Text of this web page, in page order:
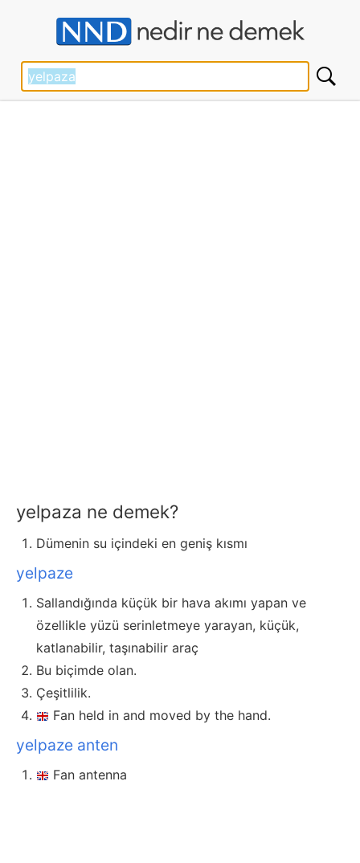
yelpaza ne demek?
Dümenin su içindeki en geniş kısmı
yelpaze
Sallandığında küçük bir hava akımı yapan ve
özellikle yüzü serinletmeye yarayan, küçük,
katlanabilir, taşınabilir araç
Bu biçimde olan.
Çeşitlilik.
Fan held in and moved by the hand.
yelpaze anten
Fan antenna